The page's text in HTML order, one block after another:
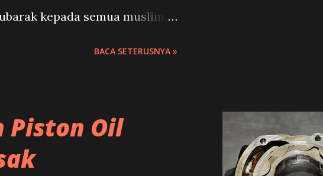
kepada semua muslimin
BACA SETERUSNYA »
Piston Oil